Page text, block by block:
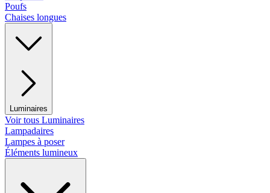
Poufs
Chaises longues
Luminaires
Voir tous Luminaires
Lampadaires
Lampes à poser
Éléments lumineux